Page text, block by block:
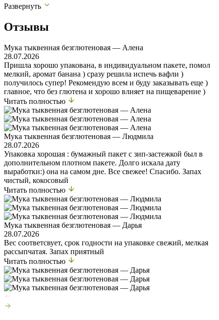
Развернуть
Отзывы
Мука тыквенная безглютеновая — Алена
28.07.2026
Пришла хорошо упакована, в индивидуальном пакете, помол
мелкий, аромат банана ) сразу решила испечь вафли )
получилось супер! Рекомендую всем и буду заказывать еще )
главное, что без глютена и хорошо влияет на пищеварение )
Читать полностью
Мука тыквенная безглютеновая — Людмила
28.07.2026
Упаковка хорошая : бумажный пакет с зип-застежкой был в
дополнительном плотном пакете. Долго искала дату
выработки:) она на самом дне. Все свежее! Спасибо. Запах
чистый, кокосовый
Читать полностью
Мука тыквенная безглютеновая — Дарья
28.07.2026
Вес соответсвует, срок годности на упаковке свежий, мелкая
рассыпчатая. Запах приятный
Читать полностью